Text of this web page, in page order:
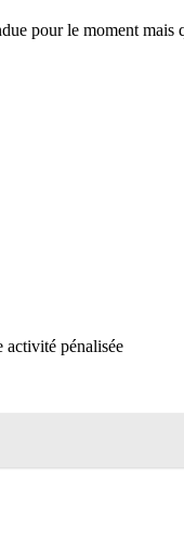
pour le moment
activité pénalisée